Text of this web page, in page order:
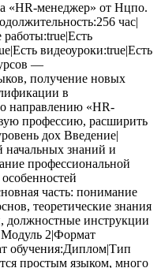
«HR-менеджер» от Нцпо.
час|
видеоуроки:true|Есть
—
получение новых
в
направлению «HR-
профессию, расширить
дох Введение|
знаний и
профессиональной
часть: понимание
теоретические знания
должностные инструкции
Модуль 2|Формат
обучения:Диплом|Тип
простым языком, много